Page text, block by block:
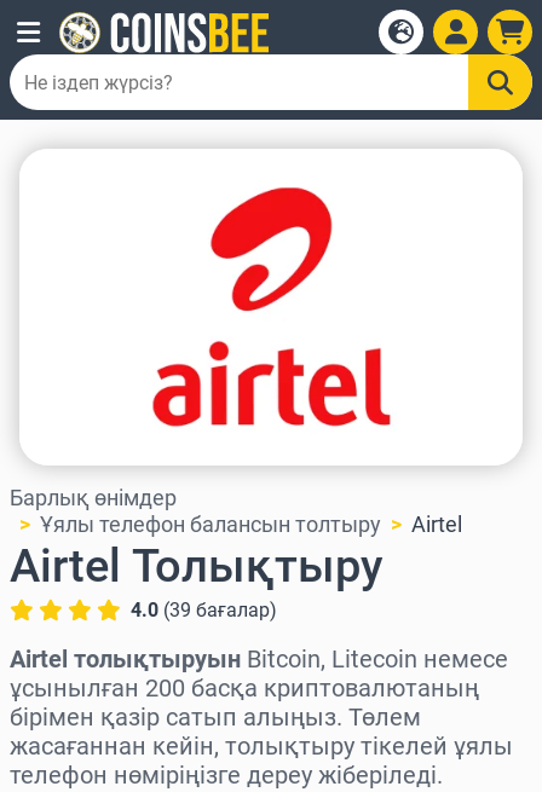
Барлық өнімдер
Ұялы телефон балансын толтыру
Airtel
Airtel Толықтыру
4.0 (39 бағалар)
Airtel толықтыруын Bitcoin, Litecoin немесе
ұсынылған 200 басқа криптовалютаның
бірімен қазір сатып алыңыз. Төлем
жасағаннан кейін, толықтыру тікелей ұялы
телефон нөміріңізге дереу жіберіледі.